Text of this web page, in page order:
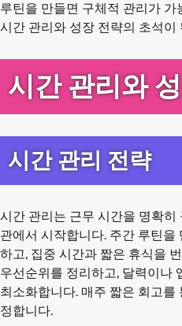
루틴을 만들면 구체적 관리가
시간 관리와 성장 전략의 초석이
시간 관리와
시간 관리 전략
시간 관리는 근무 시간을 명확
관에서 시작합니다. 주간 루틴을
하고, 집중 시간과 짧은 휴식을
우선순위를 정리하고, 달력이나
최소화합니다. 매주 짧은 회고
정합니다.